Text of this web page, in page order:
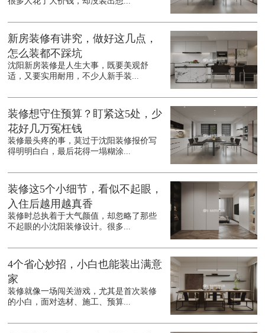
新房装修有讲究，做好这几点，
怎么装都不踩坑
沈阳新房装修是人生大事，既要美观舒
适，又要实用耐用，不少人新手装...
装修想守住预算？盯紧这5处，少
花好几万冤枉钱
装修最头疼的事，莫过于沈阳装修报价写
得明明白白，最后花得一塌糊涂...
装修这5个小细节，看似不起眼，
入住后越用越真香
装修时总执着于大气颜值，却忽略了那些
不起眼的小沈阳装修设计。很多...
4个省心妙招，小白也能装出满意
家
装修就像一场闯关游戏，尤其是首次装修
的小白，面对选材、施工、预算...